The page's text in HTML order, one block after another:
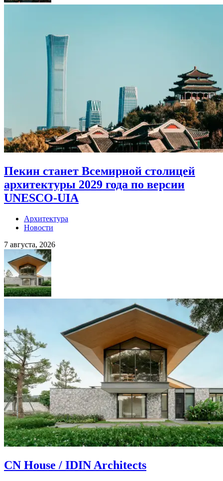
Пекин станет Всемирной столицей
архитектуры 2029 года по версии
UNESCO-UIA
Архитектура
Новости
7 августа, 2026
CN House / IDIN Architects